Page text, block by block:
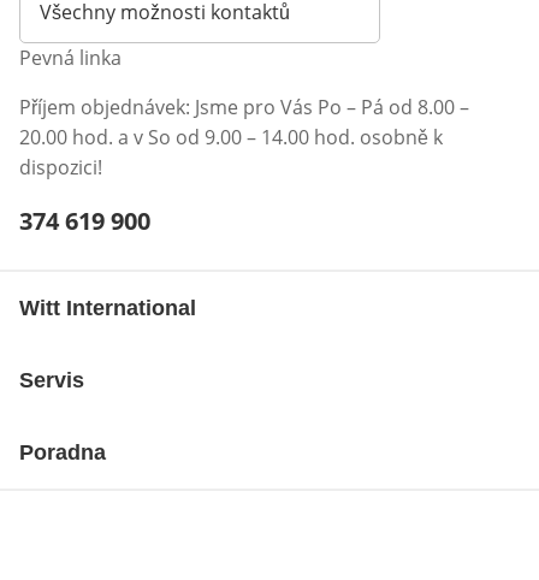
Všechny možnosti kontaktů
Pevná linka
Příjem objednávek: Jsme pro Vás Po – Pá od 8.00 –
20.00 hod. a v So od 9.00 – 14.00 hod. osobně k
dispozici!
Telefonní číslo:
374 619 900
Witt International
Servis
Poradna